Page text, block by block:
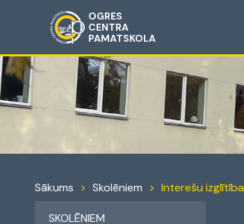
OGRES
CENTRA
PAMATSKOLA
Sākums > Skolēniem > Interešu izglītība
SKOLĒNIEM